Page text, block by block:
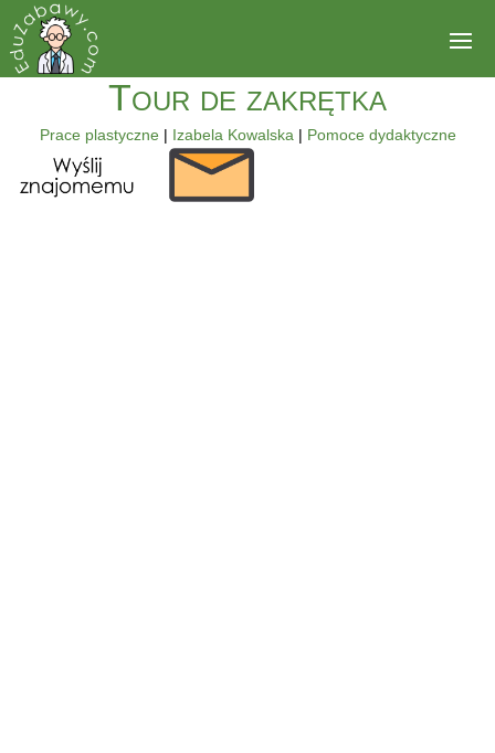
Tour de zakrętka
Prace plastyczne| Izabela Kowalska | Pomoce dydaktyczne